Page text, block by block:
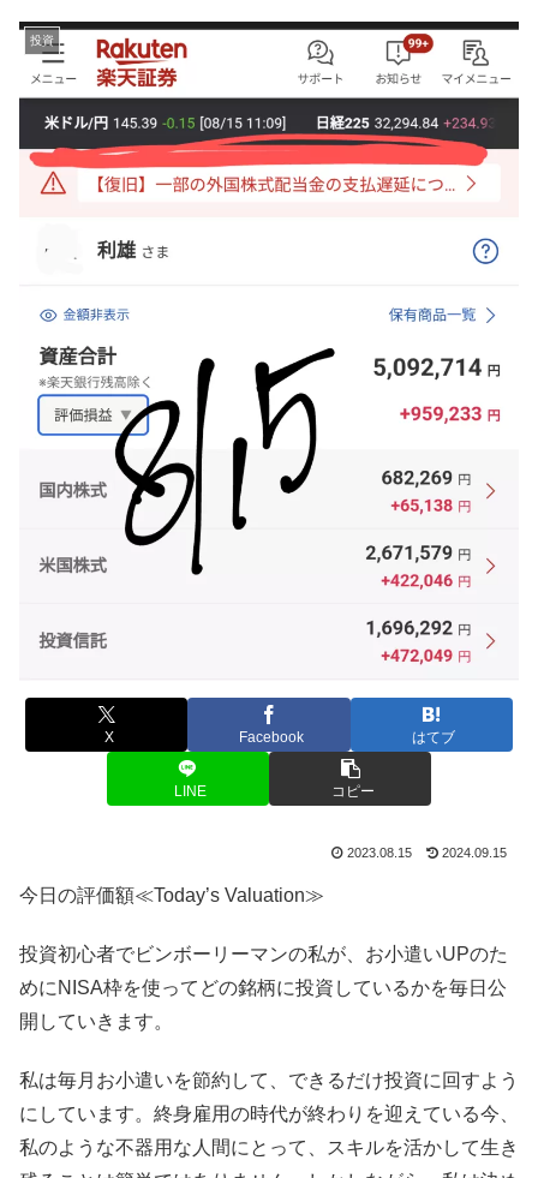
投資
X Facebook はてブ
LINE コピー
2023.08.15 2024.09.15
今日の評価額≪Today’s Valuation≫
投資初心者でビンボーリーマンの私が、お小遣いUPのた
めにNISA枠を使ってどの銘柄に投資しているかを毎日公
開していきます。
私は毎月お小遣いを節約して、できるだけ投資に回すよう
にしています。終身雇用の時代が終わりを迎えている今、
私のような不器用な人間にとって、スキルを活かして生き